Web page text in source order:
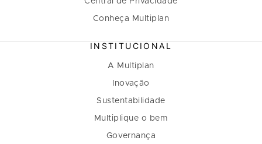
Conheça Multiplan
INSTITUCIONAL
A Multiplan
Inovação
Sustentabilidade
Multiplique o bem
Governança